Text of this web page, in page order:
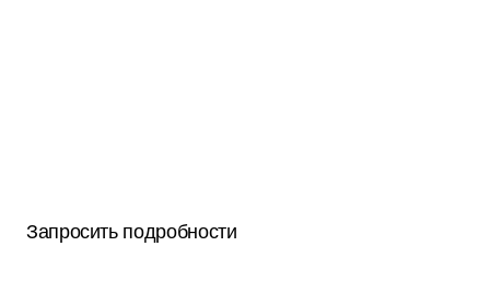
Запросить подробности